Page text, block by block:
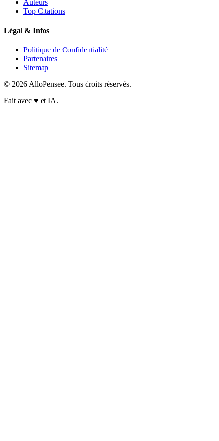
Auteurs
Top Citations
Légal & Infos
Politique de Confidentialité
Partenaires
Sitemap
© 2026 AlloPensee. Tous droits réservés.
Fait avec ♥ et IA.